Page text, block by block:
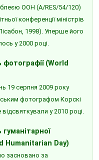
ООН (A/RES/54/120)
конференції міністрів
1998). Уперше його
у 2000 році.
фотографії (World
19 серпня 2009 року
фотографом Корскі
у 2010 році.
Humanitarian Day)
засновано за